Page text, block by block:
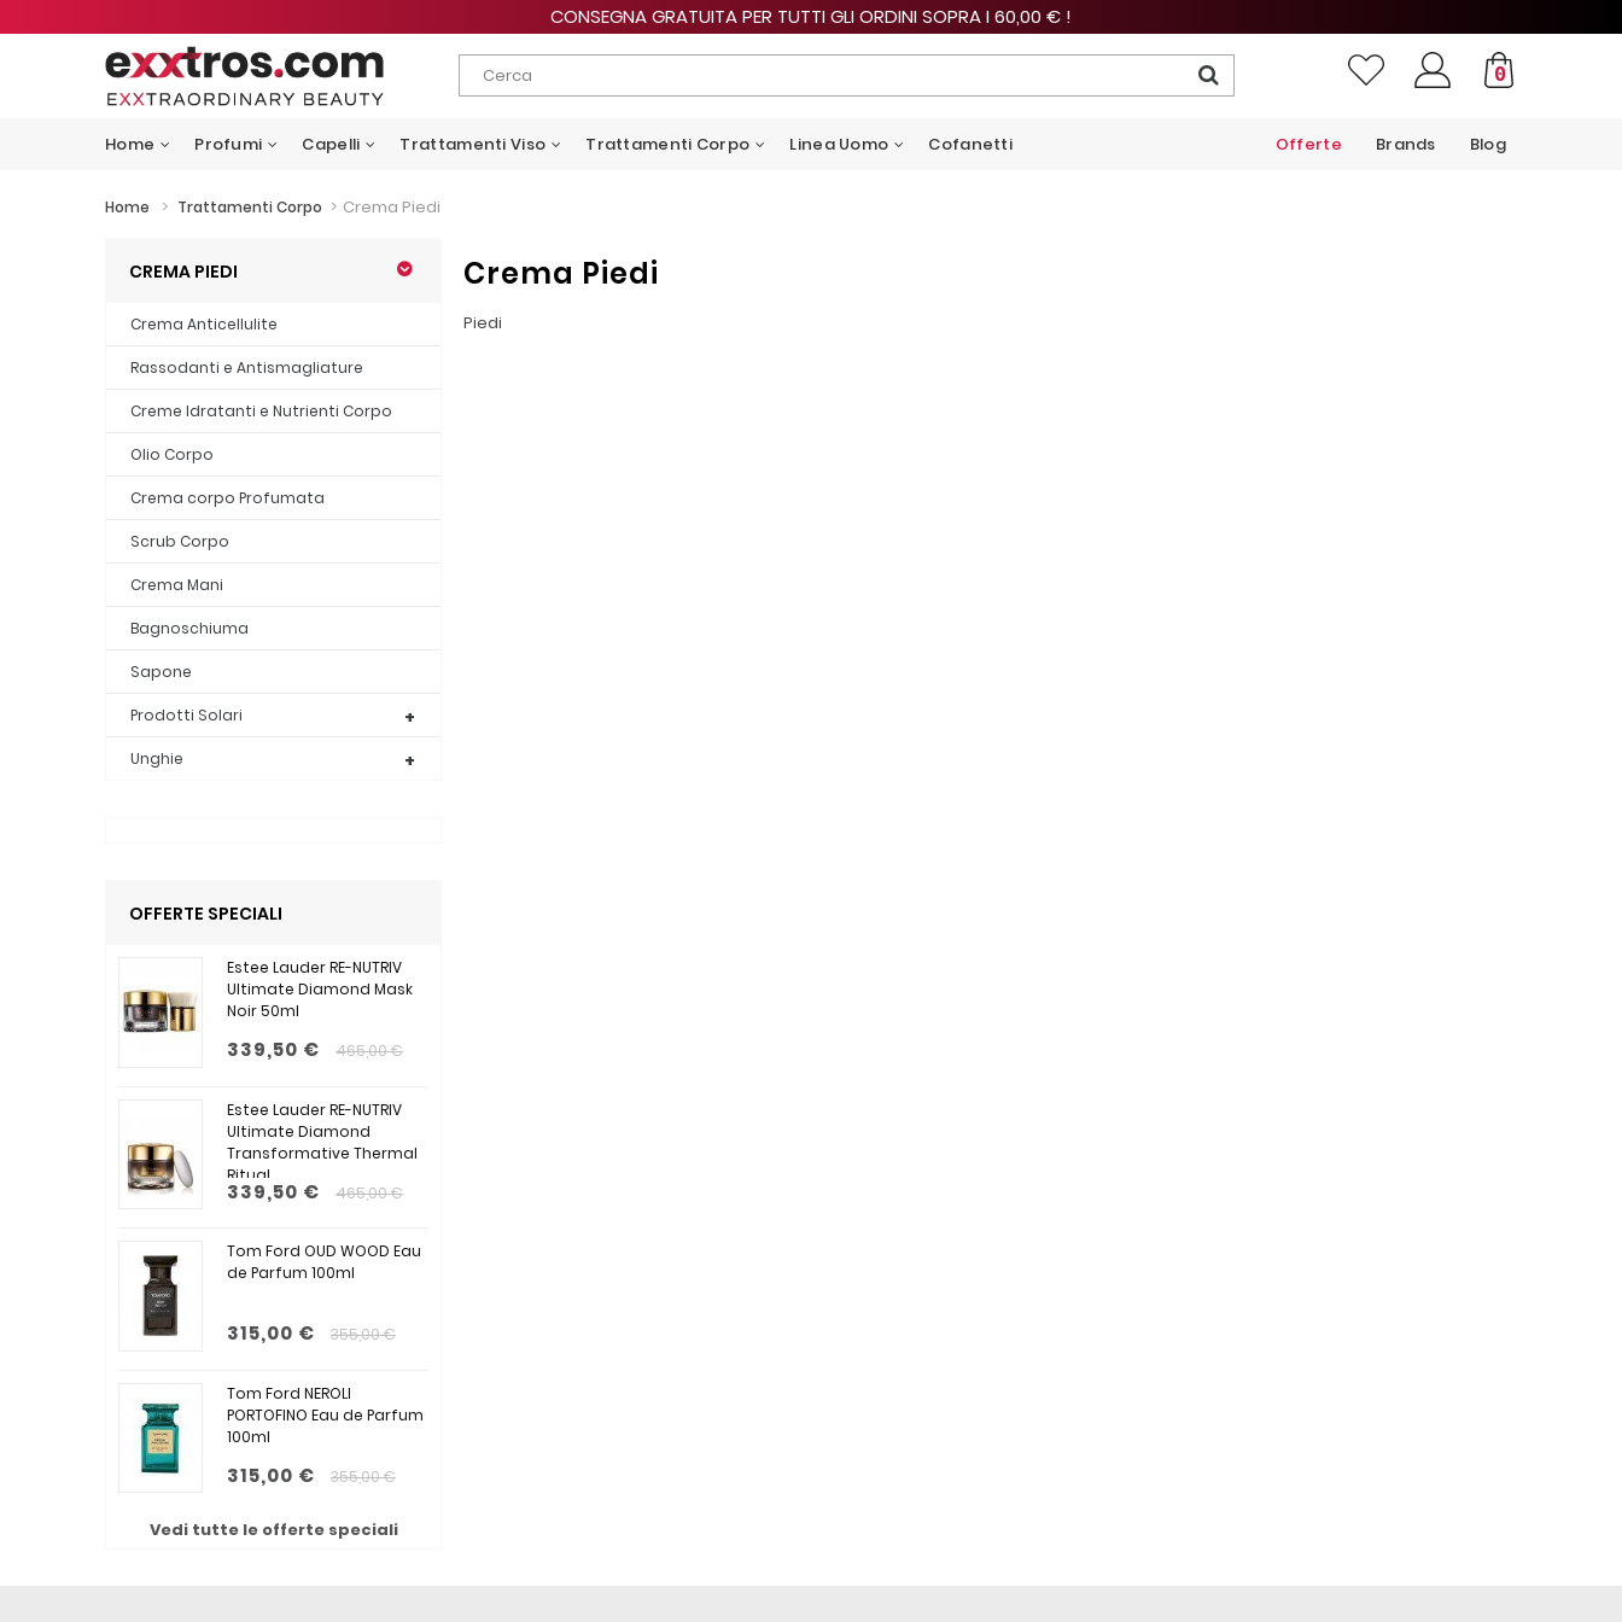
CONSEGNA GRATUITA PER TUTTI GLI ORDINI SOPRA I 60,00 € !
0
Home Profumi Capelli Trattamenti Viso Trattamenti Corpo Linea Uomo Cofanetti Blog
Brands
Offerte
Home > Trattamenti Corpo > Crema Piedi
CREMA PIEDI
Crema Anticellulite
Rassodanti e Antismagliature
Creme Idratanti e Nutrienti Corpo
Olio Corpo
Crema corpo Profumata
Scrub Corpo
Crema Mani
Bagnoschiuma
Sapone
Prodotti Solari
Unghie
OFFERTE SPECIALI
Estee Lauder RE-NUTRIV
Ultimate Diamond Mask
Noir 50ml
339,50 € 465,00 €
Estee Lauder RE-NUTRIV
Ultimate Diamond
Transformative Thermal
Ritual...
339,50 € 465,00 €
Tom Ford OUD WOOD Eau
de Parfum 100ml
315,00 € 355,00 €
Tom Ford NEROLI
PORTOFINO Eau de Parfum
100ml
315,00 € 355,00 €
Vedi tutte le offerte speciali
Crema Piedi
Piedi